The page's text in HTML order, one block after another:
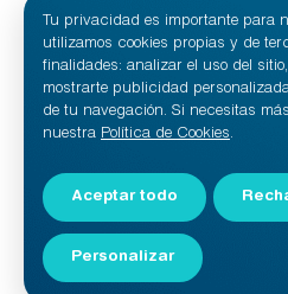
© 2024 Caja Arequipa -
Todos los
Caja Municipal de Ahorro y
Tu privacidad es importante para
utilizamos cookies propias y de
finalidades: analizar el uso del
mostrarte publicidad
de tu navegación. Si necesitas
nuestra Política de Cookies.
Aceptar todo
Personalizar